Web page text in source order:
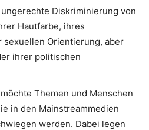
Diskriminierung von
Hautfarbe, ihres
sexuellen Orientierung, aber
ihrer politischen
Themen und Menschen
in den Mainstreammedien
werden. Dabei legen